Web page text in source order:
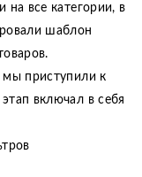
на все категории, в
шаблон
мы приступили к
включал в себя